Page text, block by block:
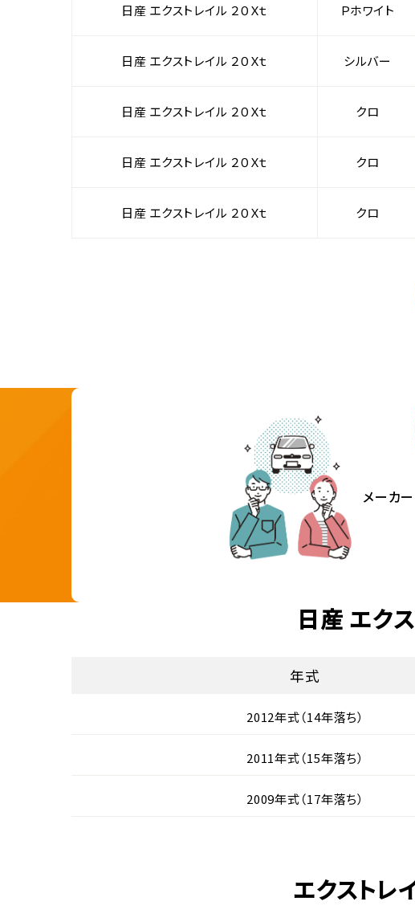
日産 エクストレイル ２０Ｘｔ Ｐホワイト
日産 エクストレイル ２０Ｘｔ シルバー
日産 エクストレイル ２０Ｘｔ クロ
日産 エクストレイル ２０Ｘｔ クロ
日産 エクストレイル ２０Ｘｔ クロ
メーカ
日産 エク
年式
2012年式（14年落ち）
2011年式（15年落ち）
2009年式（17年落ち）
エクストレ